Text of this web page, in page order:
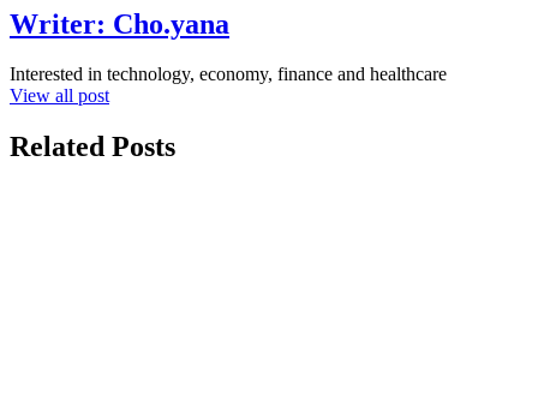
Writer: Cho.yana
Interested in technology, economy, finance and healthcare
View all post
Related Posts